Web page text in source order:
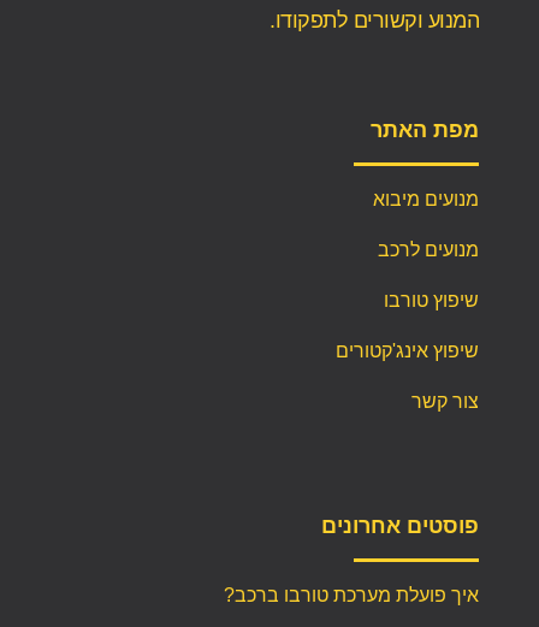
המנוע וקשורים לתפקודו.
מפת האתר
מנועים מיבוא
מנועים לרכב
שיפוץ טורבו
שיפוץ אינג'קטורים
צור קשר
פוסטים אחרונים
איך פועלת מערכת טורבו ברכב?